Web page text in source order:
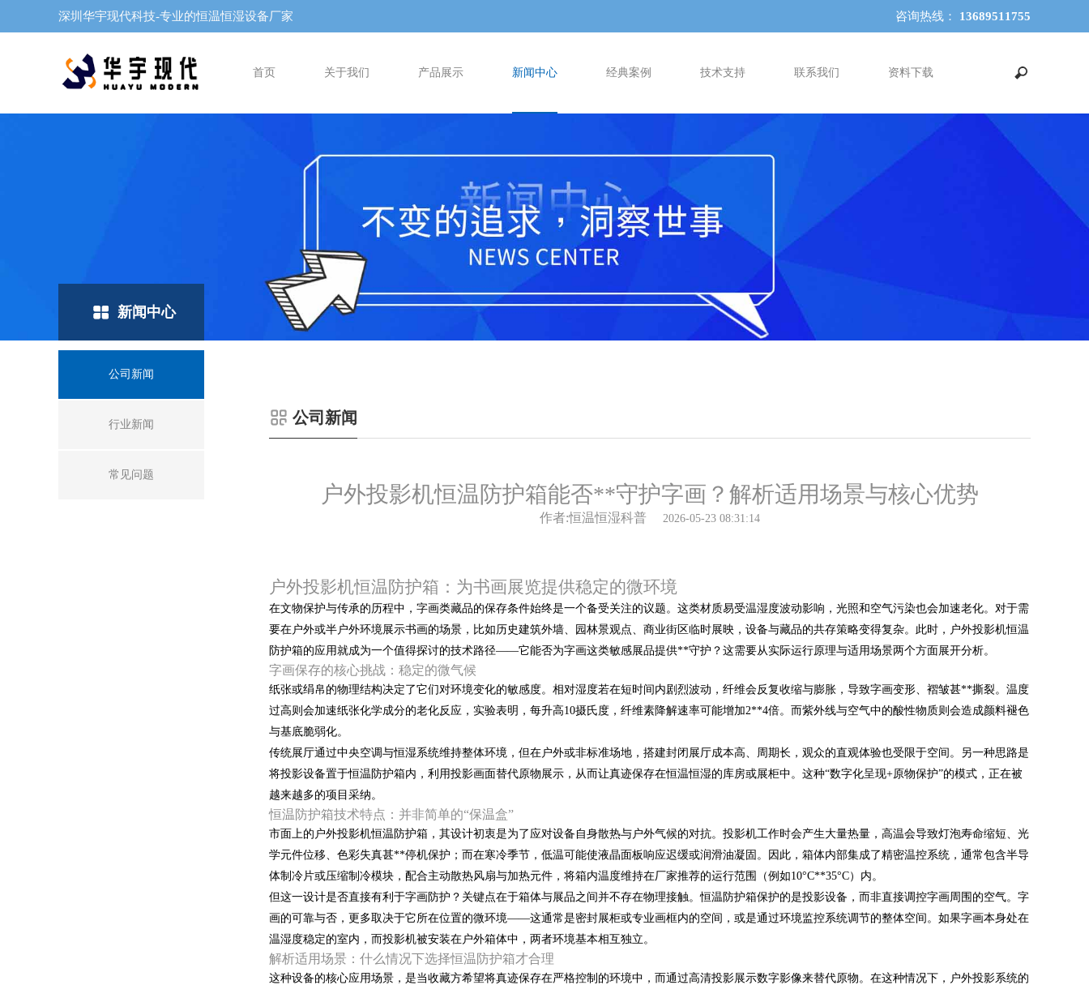
深圳华宇现代科技-专业的恒温恒湿设备厂家 咨询热线： 13689511755
首页 关于我们 产品展示 新闻中心 经典案例 技术支持 联系我们 资料下载
新闻中心
公司新闻
行业新闻
常见问题
公司新闻
户外投影机恒温防护箱能否**守护字画？解析适用场景与核心优势
作者:恒温恒湿科普 2026-05-23 08:31:14
户外投影机恒温防护箱：为书画展览提供稳定的微环境
在文物保护与传承的历程中，字画类藏品的保存条件始终是一个备受关注的议题。这类材质易受温湿度波动影响，光照和空气污染也会加速老化。对于需
要在户外或半户外环境展示书画的场景，比如历史建筑外墙、园林景观点、商业街区临时展映，设备与藏品的共存策略变得复杂。此时，户外投影机恒温
防护箱的应用就成为一个值得探讨的技术路径——它能否为字画这类敏感展品提供**守护？这需要从实际运行原理与适用场景两个方面展开分析。
字画保存的核心挑战：稳定的微气候
纸张或绢帛的物理结构决定了它们对环境变化的敏感度。相对湿度若在短时间内剧烈波动，纤维会反复收缩与膨胀，导致字画变形、褶皱甚**撕裂。温度
过高则会加速纸张化学成分的老化反应，实验表明，每升高10摄氏度，纤维素降解速率可能增加2**4倍。而紫外线与空气中的酸性物质则会造成颜料褪色
与基底脆弱化。
传统展厅通过中央空调与恒湿系统维持整体环境，但在户外或非标准场地，搭建封闭展厅成本高、周期长，观众的直观体验也受限于空间。另一种思路是
将投影设备置于恒温防护箱内，利用投影画面替代原物展示，从而让真迹保存在恒温恒湿的库房或展柜中。这种“数字化呈现+原物保护”的模式，正在被
越来越多的项目采纳。
恒温防护箱技术特点：并非简单的“保温盒”
市面上的户外投影机恒温防护箱，其设计初衷是为了应对设备自身散热与户外气候的对抗。投影机工作时会产生大量热量，高温会导致灯泡寿命缩短、光
学元件位移、色彩失真甚**停机保护；而在寒冷季节，低温可能使液晶面板响应迟缓或润滑油凝固。因此，箱体内部集成了精密温控系统，通常包含半导
体制冷片或压缩制冷模块，配合主动散热风扇与加热元件，将箱内温度维持在厂家推荐的运行范围（例如10°C**35°C）内。
但这一设计是否直接有利于字画防护？关键点在于箱体与展品之间并不存在物理接触。恒温防护箱保护的是投影设备，而非直接调控字画周围的空气。字
画的可靠与否，更多取决于它所在位置的微环境——这通常是密封展柜或专业画框内的空间，或是通过环境监控系统调节的整体空间。如果字画本身处在
温湿度稳定的室内，而投影机被安装在户外箱体中，两者环境基本相互独立。
解析适用场景：什么情况下选择恒温防护箱才合理
这种设备的核心应用场景，是当收藏方希望将真迹保存在严格控制的环境中，而通过高清投影展示数字影像来替代原物。在这种情况下，户外投影系统的